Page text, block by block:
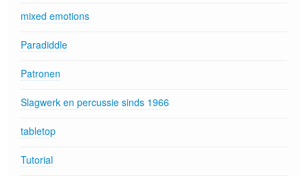
mixed emotions
Paradiddle
Patronen
Slagwerk en percussie sinds 1966
tabletop
Tutorial